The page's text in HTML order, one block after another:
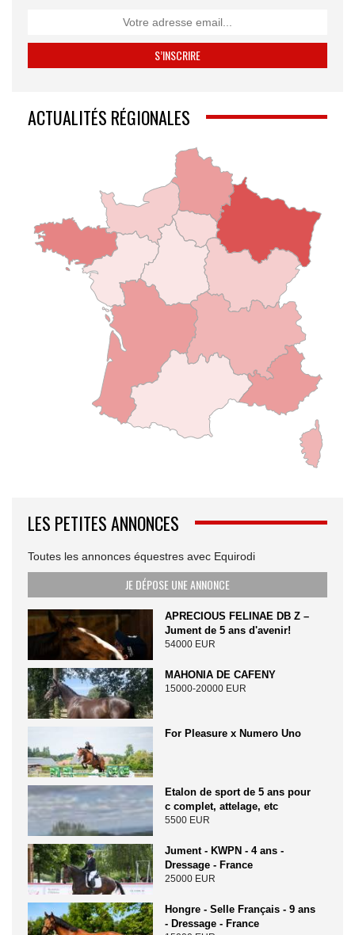
ACTUALITÉS RÉGIONALES
LES PETITES ANNONCES
Toutes les annonces équestres avec Equirodi
JE DÉPOSE UNE ANNONCE
APRECIOUS FELINAE DB Z –
Jument de 5 ans d'avenir!
54000 EUR
MAHONIA DE CAFENY
15000-20000 EUR
For Pleasure x Numero Uno
Etalon de sport de 5 ans pour
c complet, attelage, etc
5500 EUR
Jument - KWPN - 4 ans -
Dressage - France
25000 EUR
Hongre - Selle Français - 9 ans
- Dressage - France